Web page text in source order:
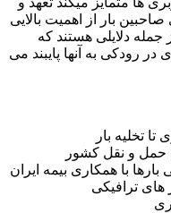
بار از اهمیت بالایی
جمله دلایلی هستند که
در رودکی به آنها پایبند می
تخلیه بار
حمل و نقل کشور
با همکاری بیمه ایران
های ترافیکی